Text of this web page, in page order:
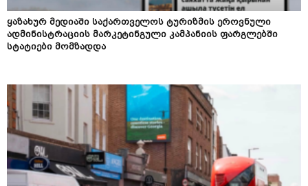
ყაზახურ მედიაში საქართველოს ტურიზმის ეროვნული
ადმინისტრაციის მარკეტინგული კამპანიის ფარგლებში
სტატიები მომზადდა